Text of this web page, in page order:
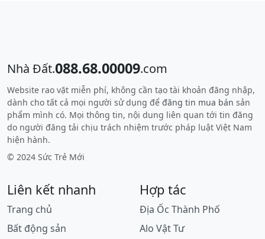
Nhà Đất.088.68.00009.com
Website rao vặt miễn phí, không cần tạo tài khoản đăng nhập,
dành cho tất cả mọi người sử dụng để đăng tin mua bán sản
phẩm mình có. Mọi thông tin, nội dung liên quan tới tin đăng
do người đăng tải chịu trách nhiệm trước pháp luật Việt Nam
hiện hành.
© 2024 Sức Trẻ Mới
Liên kết nhanh
Trang chủ
Bất động sản
Hợp tác
Địa Ốc Thành Phố
Alo Vật Tư